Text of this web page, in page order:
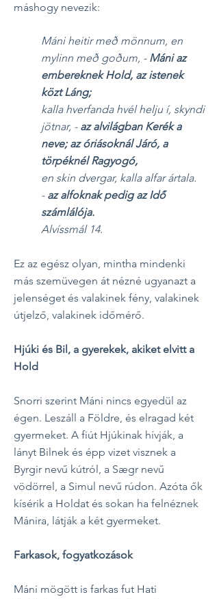
máshogy nevezik:
Máni heitir með mönnum, en
mylinn með goðum, - Máni az
embereknek Hold, az istenek
közt Láng;
kalla hverfanda hvél helju í, skyndi
jötnar, - az alvilágban Kerék a
neve; az óriásoknál Járó, a
törpéknél Ragyogó,
en skin dvergar, kalla alfar ártala.
- az alfoknak pedig az Idő
számlálója.
Alvíssmál 14.
Ez az egész olyan, mintha mindenki
más szemüvegen át nézné ugyanazt a
jelenséget és valakinek fény, valakinek
útjelző, valakinek időmérő.
Hjúki és Bil, a gyerekek, akiket elvitt a
Hold
Snorri szerint Máni nincs egyedül az
égen. Leszáll a Földre, és elragad két
gyermeket. A fiút Hjúkinak hívják, a
lányt Bilnek és épp vizet visznek a
Byrgir nevű kútról, a Sægr nevű
vödörrel, a Simul nevű rúdon. Azóta ők
kísérik a Holdat és sokan ha felnéznek
Mánira, látják a két gyermeket.
Farkasok, fogyatkozások
Máni mögött is farkas fut Hati